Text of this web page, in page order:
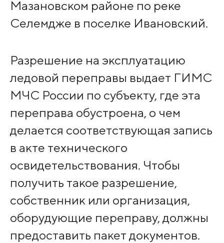
Мазановском районе по реке
Селемдже в поселке Ивановский.
Разрешение на эксплуатацию
ледовой переправы выдает ГИМС
МЧС России по субъекту, где эта
переправа обустроена, о чем
делается соответствующая запись
в акте технического
освидетельствования. Чтобы
получить такое разрешение,
собственник или организация,
оборудующие переправу, должны
предоставить пакет документов.